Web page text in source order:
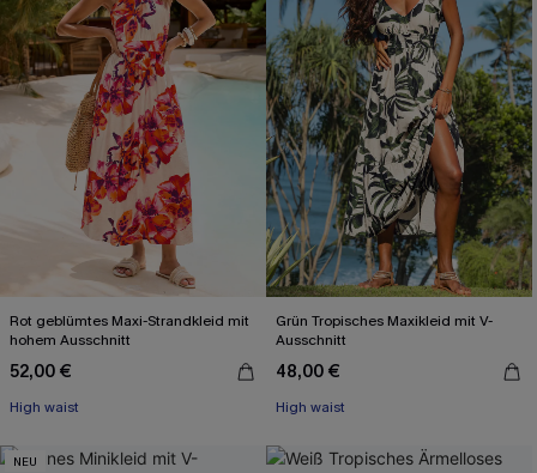
Rot geblümtes Maxi-Strandkleid mit
hohem Ausschnitt
52,00 €
High waist
Grün Tropisches Maxikleid mit V-
Ausschnitt
48,00 €
High waist
NEU